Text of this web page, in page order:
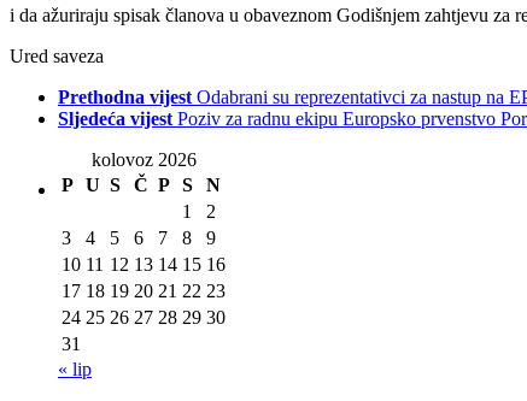
i da ažuriraju spisak članova u obaveznom Godišnjem zahtjevu za
Ured saveza
Prethodna vijest Odabrani su reprezentativci za nastup na
Sljedeća vijest Poziv za radnu ekipu Europsko prvenstvo
kolovoz 2026
P U S Č P S
N
1
2
3
4 5 6 7 8
9
10 11 12 13 14 15 16
17 18 19 20 21 22 23
24 25 26 27 28 29 30
31
« lip